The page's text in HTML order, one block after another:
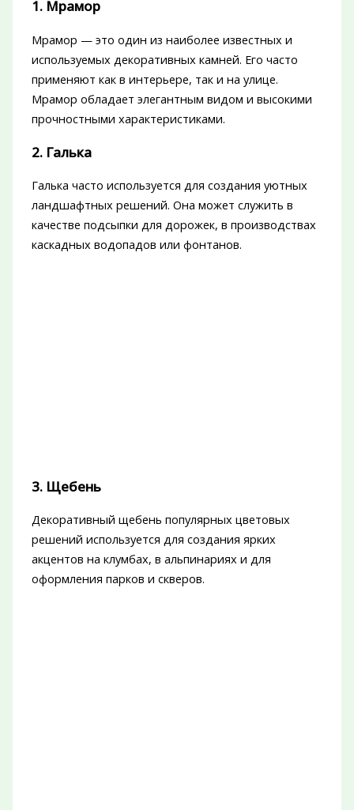
1. Мрамор
Мрамор — это один из наиболее известных и
используемых декоративных камней. Его часто
применяют как в интерьере, так и на улице.
Мрамор обладает элегантным видом и высокими
прочностными характеристиками.
2. Галька
Галька часто используется для создания уютных
ландшафтных решений. Она может служить в
качестве подсыпки для дорожек, в производствах
каскадных водопадов или фонтанов.
3. Щебень
Декоративный щебень популярных цветовых
решений используется для создания ярких
акцентов на клумбах, в альпинариях и для
оформления парков и скверов.